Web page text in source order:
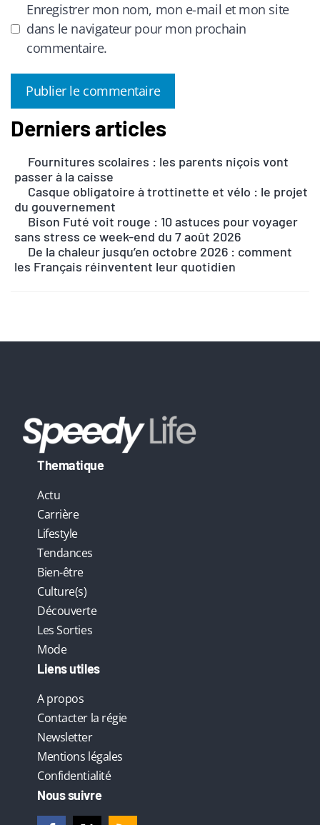
Enregistrer mon nom, mon e-mail et mon site
dans le navigateur pour mon prochain
commentaire.
A
e
r
a
:
Derniers articles
Fournitures scolaires : les parents niçois vont
passer à la caisse
Casque obligatoire à trottinette et vélo : le projet
du gouvernement
Bison Futé voit rouge : 10 astuces pour voyager
sans stress ce week-end du 7 août 2026
De la chaleur jusqu’en octobre 2026 : comment
les Français réinventent leur quotidien
Thematique
Actu
Carrière
Lifestyle
Tendances
Bien-être
Culture(s)
Découverte
Les Sorties
Mode
Liens utiles
A propos
Contacter la régie
Newsletter
Mentions légales
Confidentialité
Nous suivre